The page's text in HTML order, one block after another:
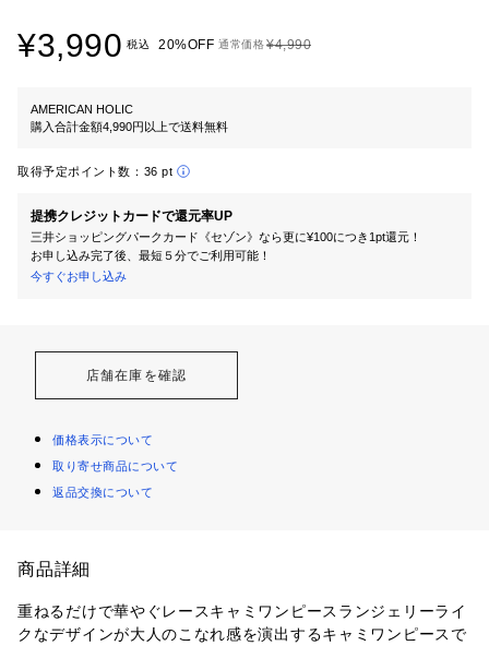
¥3,990 税込 20%OFF 通常価格¥4,990
AMERICAN HOLIC
購入合計金額4,990円以上で送料無料
取得予定ポイント数： 36 pt
提携クレジットカードで還元率UP
三井ショッピングパークカード《セゾン》なら更に¥100につき1pt還元！
お申し込み完了後、最短５分でご利用可能！
今すぐお申し込み
店舗在庫を確認
価格表示について
取り寄せ商品について
返品交換について
商品詳細
重ねるだけで華やぐレースキャミワンピースランジェリーライ
クなデザインが大人のこなれ感を演出するキャミワンピースで